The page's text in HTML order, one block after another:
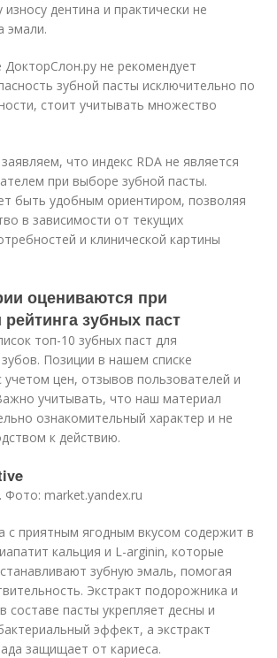
дентина и практически не
эмали.
ДокторСлон.ру не рекомендует
зубной пасты исключительно по
стоит учитывать множество
что индекс RDA не является
при выборе зубной пасты.
быть удобным ориентиром, позволяя
в зависимости от текущих
и клинической картины
оцениваются при
зубных паст
топ-10 зубных паст для
Позиции в нашем списке
учетом цен, отзывов пользователей и
учитывать, что наш материал
ознакомительный характер и не
к действию.
Фото: market.yandex.ru
с приятным ягодным вкусом содержит в
кальция и L-аrginin, которые
зубную эмаль, помогая
Экстракт подорожника и
составе пасты укрепляет десны и
эффект, а экстракт
защищает от кариеса.